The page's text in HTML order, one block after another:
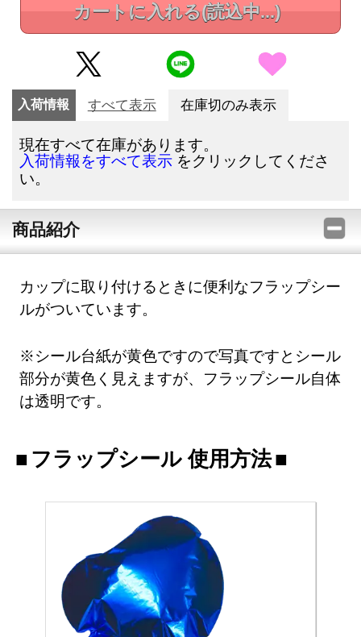
カートに入れる(読込中...)
入荷情報 すべて表示 在庫切のみ表示
現在すべて在庫があります。
入荷情報をすべて表示 をクリックしてくださ
い。
商品紹介
カップに取り付けるときに便利なフラップシー
ルがついています。
※シール台紙が黄色ですので写真ですとシール
部分が黄色く見えますが、フラップシール自体
は透明です。
フラップシール 使用方法